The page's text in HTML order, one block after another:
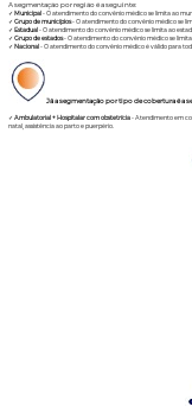
A segmentação por região é a seguinte:
✓ Municipal - O atendimento do convênio médico se limita ao
✓Grupo de municípios- O atendimento do convênio médico se
✓ Estadual - O atendimento do convênio médico se limita ao
✓Grupo de estados- O atendimento do convênio médico se limita
✓ Nacional - O atendimento do convênio médico é válido para
Já a segmentação por tipo de cobertura é a
✓Ambulatorial + Hospitalar com obstetrícia- Atendimento em
natal, assistência ao parto e puerpério.